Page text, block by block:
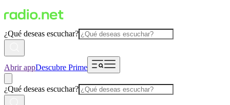
¿Qué deseas escuchar?
Abrir appDescubre Prime
¿Qué deseas escuchar?